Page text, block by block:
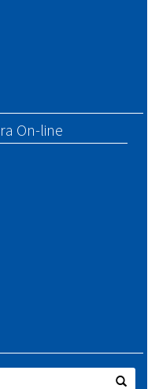
On-line